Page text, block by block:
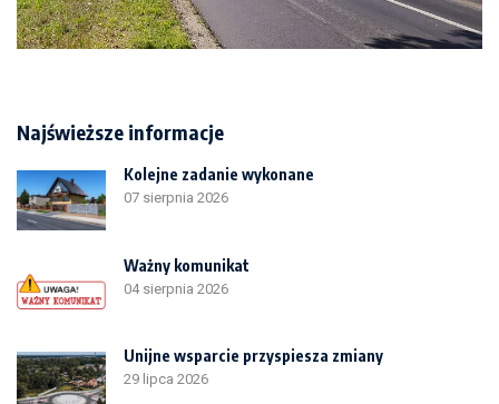
Najświeższe informacje
Kolejne zadanie wykonane
07 sierpnia 2026
Ważny komunikat
04 sierpnia 2026
Unijne wsparcie przyspiesza zmiany
29 lipca 2026